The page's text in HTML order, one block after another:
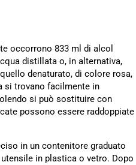
occorrono 833 ml di alcol
distillata o, in alternativa,
denaturato, di colore rosa,
si trovano facilmente in
si può sostituire con
possono essere raddoppiate
in un contenitore graduato
in plastica o vetro. Dopo